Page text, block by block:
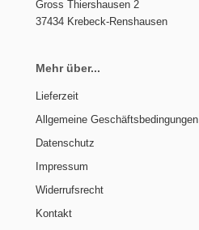
Gross Thiershausen 2
37434 Krebeck-Renshausen
Mehr über...
Lieferzeit
Allgemeine Geschäftsbedingungen
Datenschutz
Impressum
Widerrufsrecht
Kontakt